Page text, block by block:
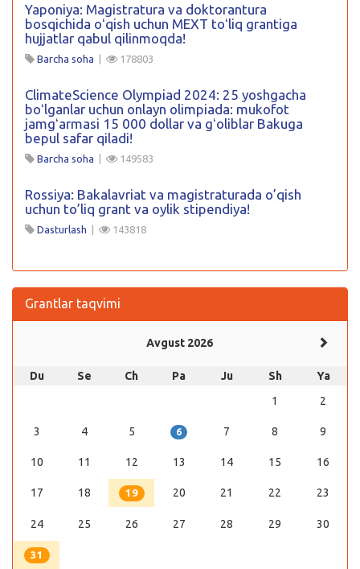
Yaponiya: Magistratura va doktorantura
bosqichida oʻqish uchun MEXT toʻliq grantiga
hujjatlar qabul qilinmoqda!
Barcha soha | 178803
ClimateScience Olympiad 2024: 25 yoshgacha
boʻlganlar uchun onlayn olimpiada: mukofot
jamgʻarmasi 15 000 dollar va gʻoliblar Bakuga
bepul safar qiladi!
Barcha soha | 149583
Rossiya: Bakalavriat va magistraturada o’qish
uchun to’liq grant va oylik stipendiya!
Dasturlash | 143818
Grantlar taqvimi
Avgust 2026
Du Se Ch Pa Ju Sh
Ya
1
2
3 4 5 6 7 8 9
10 11 12 13 14 15 16
17 18 19 20 21 22 23
24 25 26 27 28 29 30
31